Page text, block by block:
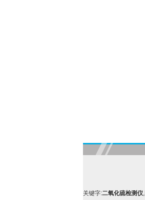
关键字:二氧化硫检测仪,